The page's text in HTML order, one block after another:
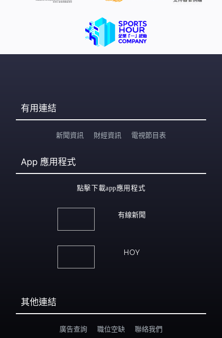
有用連結
新聞資訊 財經資訊 電視節目表
App 應用程式
點擊下載app應用程式
有線新聞
HOY
其他連結
廣告查詢 職位空缺 聯絡我們